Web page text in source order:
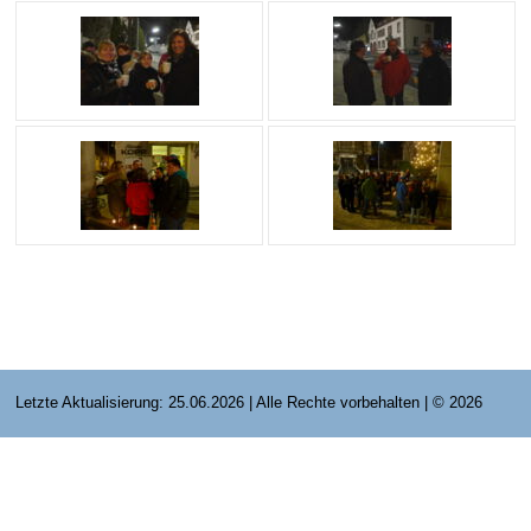
E-Mail Strato
HiDrive Strato
Jahr 2015 - 2019
Jahr 2020 bis
Jugendausbildung
Vorstände
Dirigenten
Letzte Aktualisierung: 25.06.2026 | Alle Rechte vorbehalten | © 2026